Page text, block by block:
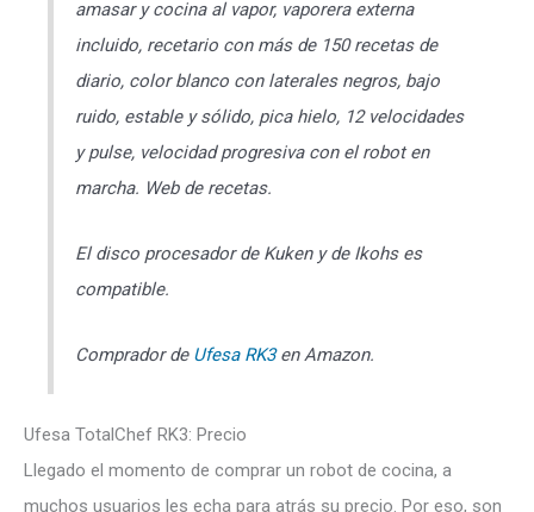
amasar y cocina al vapor, vaporera externa
incluido, recetario con más de 150 recetas de
diario, color blanco con laterales negros, bajo
ruido, estable y sólido, pica hielo, 12 velocidades
y pulse, velocidad progresiva con el robot en
marcha. Web de recetas.
El disco procesador de Kuken y de Ikohs es
compatible.
Comprador de Ufesa RK3en Amazon.
Ufesa TotalChef RK3: Precio
Llegado el momento de comprar un robot de cocina, a
muchos usuarios les echa para atrás su precio. Por eso, son